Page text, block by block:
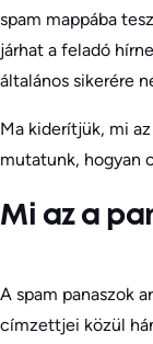
spam mappába
járhat a feladó
általános sikerére
Ma kiderítjük, mi
mutatunk, hogyan
Mi az a
A spam panaszok
címzettjei közül